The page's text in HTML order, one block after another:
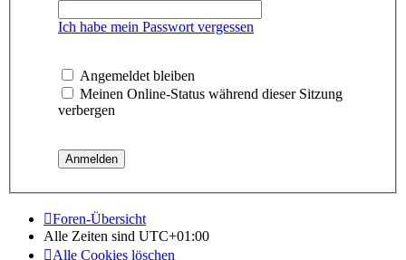
Ich habe mein Passwort vergessen
Angemeldet bleiben
Meinen Online-Status während dieser Sitzung
verbergen
Foren-Übersicht
Alle Zeiten sind UTC+01:00
Alle Cookies löschen